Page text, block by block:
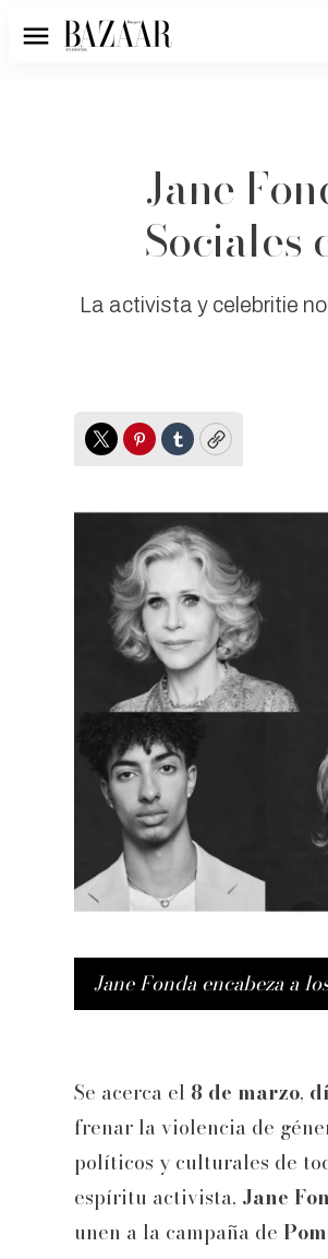
Menú
Jane
Sociales
La activista y celebritie
TwitterPinterest
TumblrCopy
Jane Fonda encabeza a
Se acerca el 8 de marzo,
frenar la violencia de
políticos y culturales de
espíritu activista, Jane
unen a la campaña de